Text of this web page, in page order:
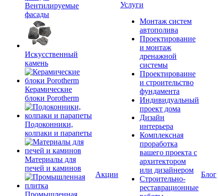
Вентилируемые
фасады
Искусственный
камень
Керамические
блоки Porotherm
Подоконники,
колпаки и парапеты
Материалы для
печей и каминов
Промышленная
Акции
Услуги
Монтаж систем
автополива
Проектирование
и монтаж
дренажной
системы
Проектироваине
и строительство
фундамента
Индивидуальный
проект дома
Дизайн
интерьера
Комплексная
проработка
вашего проекта с
архитектором
или дизайнером
Строительно-
реставрационные
Блог